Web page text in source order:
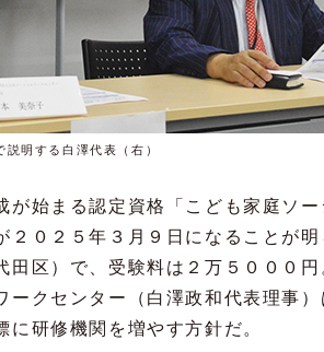
説明する白澤代表（右）
が始まる認定資格「こども家庭ソー
２０２５年３月９日になることが明
田区）で、受験料は２万５０００円
ークセンター（白澤政和代表理事）
研修機関を増やす方針だ。